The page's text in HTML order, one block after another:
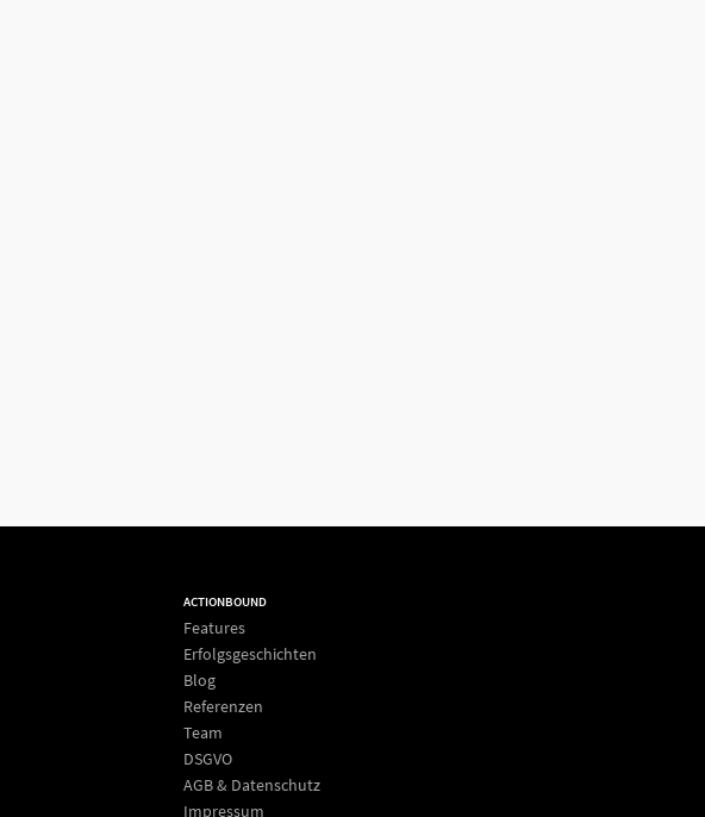
ACTIONBOUND
Features
Erfolgsgeschichten
Blog
Referenzen
Team
DSGVO
AGB & Datenschutz
Impressum